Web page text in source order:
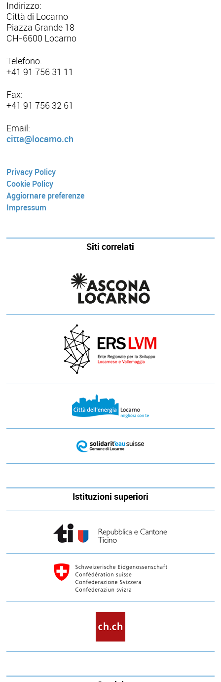
Indirizzo:
Città di Locarno
Piazza Grande 18
CH-6600 Locarno
Telefono:
+41 91 756 31 11
Fax:
+41 91 756 32 61
Email:
citta@locarno.ch
Privacy Policy
Cookie Policy
Aggiornare preferenze
Impressum
Siti correlati
Istituzioni superiori